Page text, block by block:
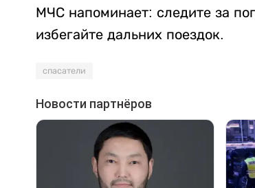
МЧС напоминает: следите за
избегайте дальних поездок.
спасатели